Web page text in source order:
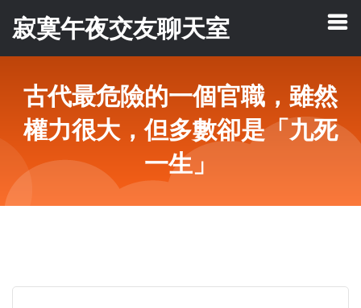
寂寞午夜交友聊天室
古代最危險的一個官職，雖然
權力很大，但多數卻是「九死
一生」